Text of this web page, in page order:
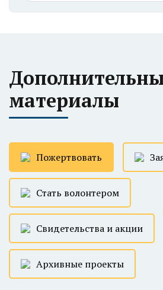
материалы
Пожертвовать
Стать волонтером
Свидетельства и акции
Архивные проекты